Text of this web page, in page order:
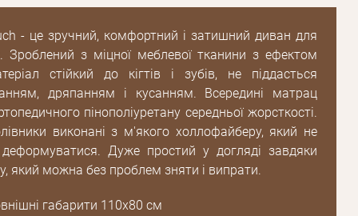
- це зручний, комфортний і затишний диван для
Зроблений з міцної меблевої тканини з ефектом
стійкий до кігтів і зубів, не піддасться
дряпанням і кусанням. Всередині матрац
пінополіуретану середньої жорсткості.
виконані з м'якого холлофайберу, який не
Дуже простий у догляді завдяки
який можна без проблем зняти і випрати.
габарити 110х80 см
Зареєструватися